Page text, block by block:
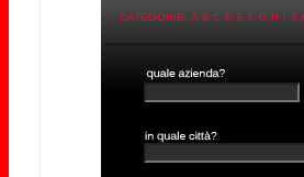
CATEGORIE: A B C D E F G H J